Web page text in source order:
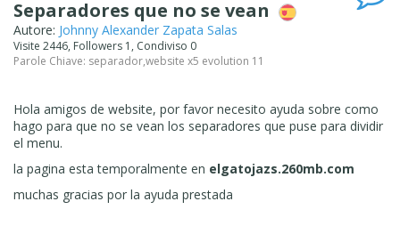
Separadores que no se vean
Autore: Johnny Alexander Zapata Salas
Visite 2446, Followers 1, Condiviso 0
Parole Chiave: separador,website x5 evolution 11
Hola amigos de website, por favor necesito ayuda sobre como
hago para que no se vean los separadores que puse para dividir
el menu.
la pagina esta temporalmente en elgatojazs.260mb.com
muchas gracias por la ayuda prestada